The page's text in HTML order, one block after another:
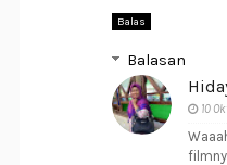
Balas
Balasan
10